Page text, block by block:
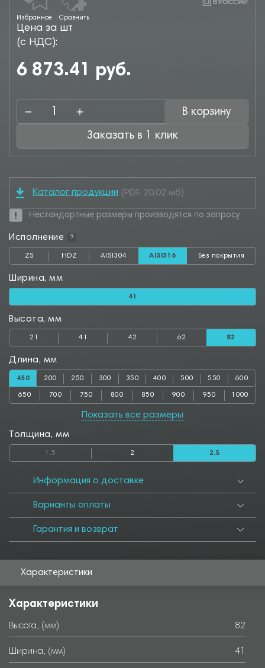
Избранное Сравнить
Цена за шт
(с НДС):
6 873.41 руб.
В корзину
Заказать в 1 клик
Каталог продукции (PDF, 20.02 мб)
Нестандартные размеры производятся по запросу
Исполнение ?
ZS HDZ AISI304 AISI316 Без покрытия
Ширина, мм
41
Высота, мм
21 41 42 62 82
Длина, мм
450 200 250 300 350 400 500 550 600
650 700 750 800 850 900 950 1000
Показать все размеры
Толщина, мм
1.5 2 2.5
Информация о доставке
Варианты оплаты
Гарантия и возврат
Характеристики
Характеристики
Высота, (мм) 82
Ширина, (мм) 41